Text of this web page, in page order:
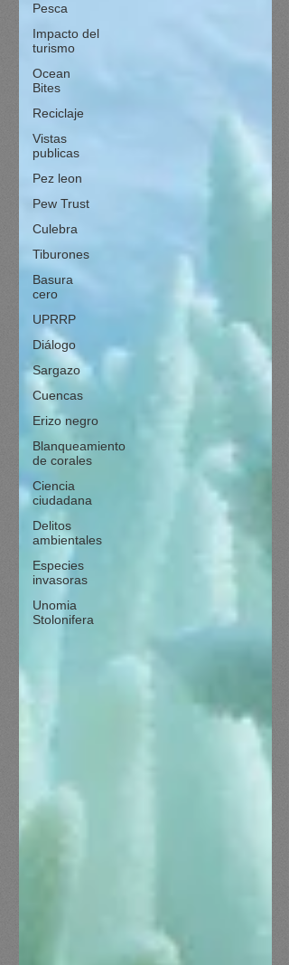
Pesca
Impacto del
turismo
Ocean
Bites
Reciclaje
Vistas
publicas
Pez leon
Pew Trust
Culebra
Tiburones
Basura
cero
UPRRP
Diálogo
Sargazo
Cuencas
Erizo negro
Blanqueamiento
de corales
Ciencia
ciudadana
Delitos
ambientales
Especies
invasoras
Unomia
Stolonifera